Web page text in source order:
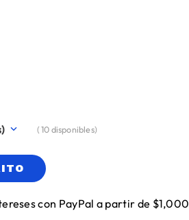
(10disponibles)
con PayPal a partir de $1,000